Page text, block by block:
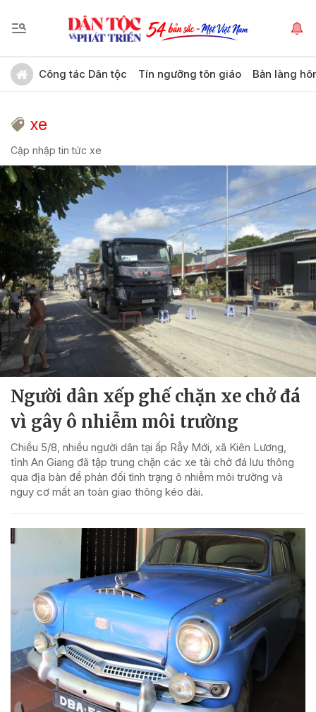
Công tác Dân tộc Tín ngưỡng tôn giáo Bản làng
xe
Cập nhập tin tức xe
Người dân xếp ghế chặn xe chở đá
vì gây ô nhiễm môi trường
Chiều 5/8, nhiều người dân tại ấp Rẫy Mới, xã Kiên Lương,
tỉnh An Giang đã tập trung chặn các xe tải chở đá lưu thông
qua địa bàn để phản đối tình trạng ô nhiễm môi trường và
nguy cơ mất an toàn giao thông kéo dài.